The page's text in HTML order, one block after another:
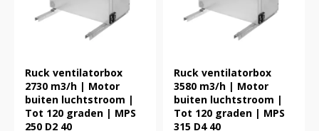
Ruck ventilatorbox
2730 m3/h | Motor
buiten luchtstroom |
Tot 120 graden | MPS
250 D2 40
Ruck ventilatorbox
3580 m3/h | Motor
buiten luchtstroom |
Tot 120 graden | MPS
315 D4 40